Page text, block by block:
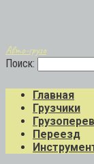
Авто-грузо
Поиск:
Главная
Грузчики
Переезд